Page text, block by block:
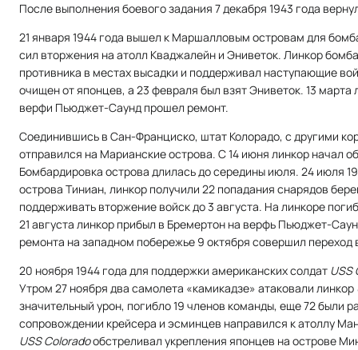
После выполнения боевого задания 7 декабря 1943 года
21 января 1944 года вышел к Маршалловым островам для
сил вторжения на атолл Кваджалейн и Эниветок. Линкор
противника в местах высадки и поддерживал наступающие
очищен от японцев, а 23 февраля был взят Эниветок. 13
верфи Пьюджет-Саунд прошел ремонт.
Соединившись в Сан-Франциско, штат Колорадо, с другими
отправился на Марианские острова. С 14 июня линкор начал
Бомбардировка острова длилась до середины июля. 24 июля
острова Тиниан, линкор получили 22 попадания снарядов
поддерживать вторжение войск до 3 августа. На линкоре
21 августа линкор прибыл в Бремертон на верфь Пьюджет-
ремонта на западном побережье 9 октября совершил
20 ноября 1944 года для поддержки американских солдат USS
Утром 27 ноября два самолета «камикадзе» атаковали линкор
значительный урон, погибло 19 членов команды, еще 72 были
сопровождении крейсера и эсминцев направился к атоллу
USS Coloradoобстреливал укрепления японцев на острове